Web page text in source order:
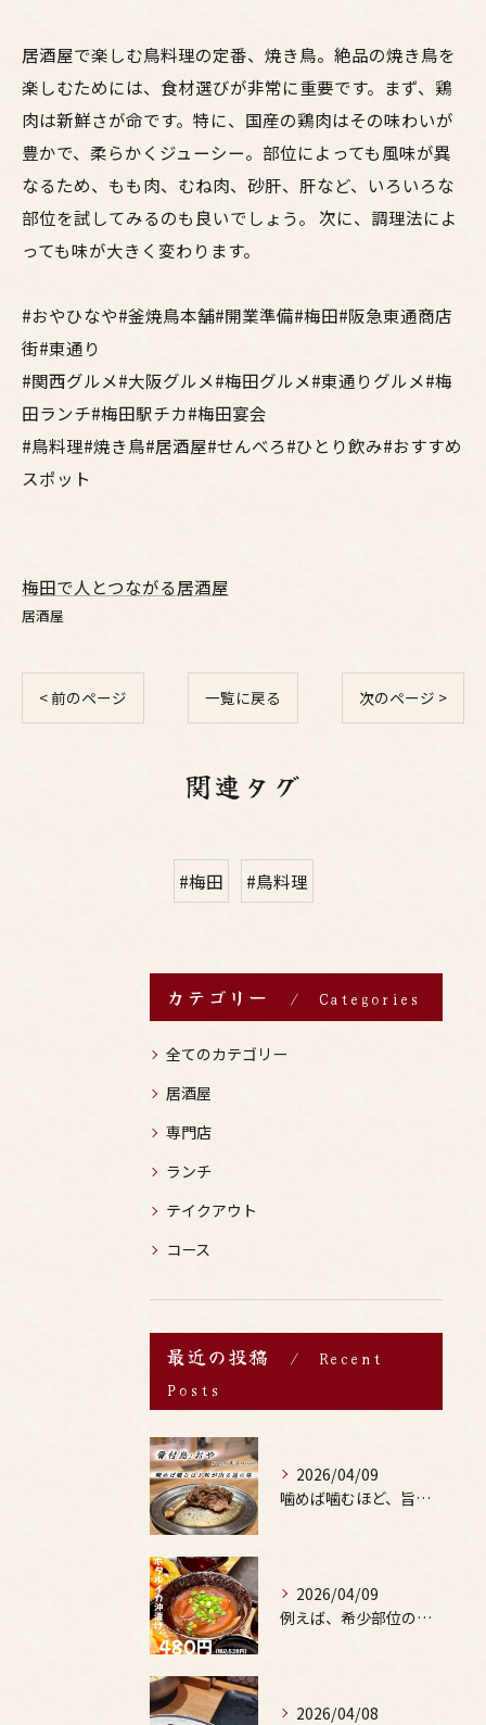
居酒屋で楽しむ鳥料理の定番、焼き鳥。絶品の焼き鳥を
楽しむためには、食材選びが非常に重要です。まず、鶏
肉は新鮮さが命です。特に、国産の鶏肉はその味わいが
豊かで、柔らかくジューシー。部位によっても風味が異
なるため、もも肉、むね肉、砂肝、肝など、いろいろな
部位を試してみるのも良いでしょう。 次に、調理法によ
っても味が大きく変わります。
#おやひなや#釜焼鳥本舗#開業準備#梅田#阪急東通商店
街#東通り
#関西グルメ#大阪グルメ#梅田グルメ#東通りグルメ#梅
田ランチ#梅田駅チカ#梅田宴会
#鳥料理#焼き鳥#居酒屋#せんべろ#ひとり飲み#おすすめ
スポット
梅田で人とつながる居酒屋
居酒屋
< 前のページ 一覧に戻る 次のページ >
関連タグ
#梅田 #鳥料理
カテゴリー Categories
全てのカテゴリー
居酒屋
専門店
ランチ
テイクアウト
コース
最近の投稿
Recent
Posts
2026/04/09
噛めば噛むほど、旨みがあふれる。
2026/04/09
例えば、希少部位の串を試したり、季節限定の地酒を味わったりす...
2026/04/08